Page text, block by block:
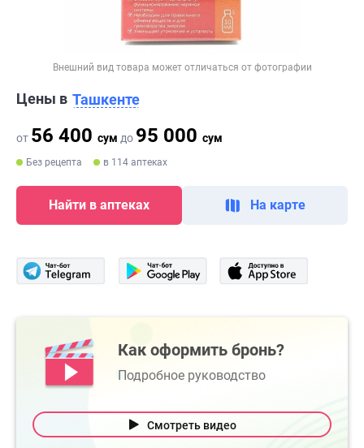
Внешний вид товара может отличаться от фотографии
Цены в Ташкенте
от 56 400 сум до 95 000 сум
Без рецепта в 114 аптеках
Найти в аптеках На карте
Как оформить бронь?
Подробное руководство
Смотреть видео